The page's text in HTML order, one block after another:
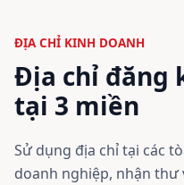
ĐỊA CHỈ KINH DOANH
Địa chỉ đăng
tại 3 miền
Sử dụng địa chỉ tại các
doanh nghiệp, nhận thư